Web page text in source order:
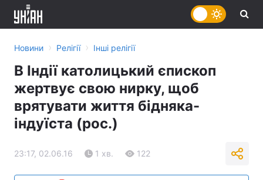
Новини › Релігії › Інші релігії
В Індії католицький єпископ
жертвує свою нирку, щоб
врятувати життя бідняка-
індуїста (рос.)
23:17, 02.06.16 1 хв. 122